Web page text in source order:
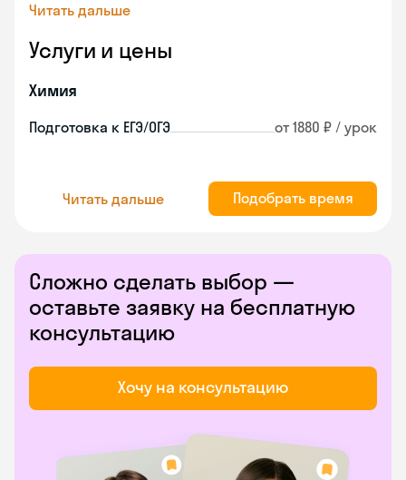
Читать дальше
Услуги и цены
Химия
Подготовка к ЕГЭ/ОГЭ от 1880 ₽ / урок
Читать дальше Подобрать время
Сложно сделать выбор —
оставьте заявку на бесплатную
консультацию
Хочу на консультацию